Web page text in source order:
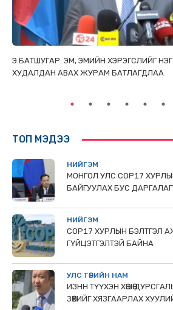
Э.БАТШУГАР: ЭМ, ЭМИЙН ХЭРЭГСЛИЙГ
ХУДАЛДАН АВАХ ЖУРАМ БАТЛАГДЛАА
ТОП МЭДЭЭ
НИЙГЭМ
МОНГОЛ УЛС СОР17 ХУРЛЫГ
БАЙГУУЛАХ БУС
НИЙГЭМ
COP17 ХУРЛЫН БЭЛТГЭЛ
ГҮЙЦЭТГЭЛТЭЙ БАЙНА
УЛС ТӨРИЙН НАМ
ИЗНН ТҮҮХЭН ХӨШӨӨ
ЗӨӨХИЙГ ХЯЗГААРЛАХ